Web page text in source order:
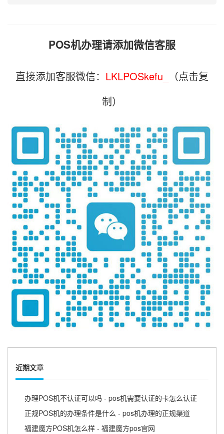
POS机办理请添加微信客服
直接添加客服微信： LKLPOSkefu_
（点击复
制）
近期文章
办理POS机不认证可以吗 - pos机需要认证的卡怎么认证
正规POS机的办理条件是什么 - pos机办理的正规渠道
福建魔方POS机怎么样 - 福建魔方pos官网